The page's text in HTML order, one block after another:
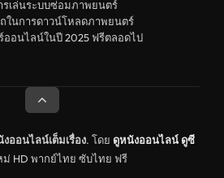
Kong
Canada
รเล่นระบบซ่อมภาพยนตร์
ในการดาวน์โหลดภาพยนตร์
อนไลน์ในปี 2025 ฟรีตลอดไป
ออนไลน์เต็มเรื่อง. โดย ดูหนังออนไลน์ ดูซี
HD พากย์ไทย ซับไทย ฟรี